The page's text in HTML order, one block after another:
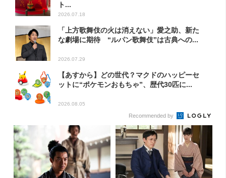
ト...
2026.07.18
「上方歌舞伎の火は消えない」愛之助、新た
な劇場に期待 “ルパン歌舞伎”は古典への...
2026.07.29
【あすから】どの世代？マクドのハッピーセ
ットに“ポケモンおもちゃ”、歴代30匹に...
2026.08.05
Recommended by